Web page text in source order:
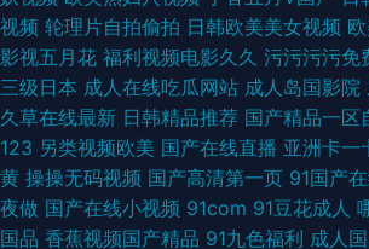
视频 轮理片自拍偷拍 日韩欧美美女视频
影视五月花 福利视频电影久久 污污污污免
三级日本 成人在线吃瓜网站 成人岛国影院
久草在线最新 日韩精品推荐 国产精品一区
123 另类视频欧美 国产在线直播 亚洲卡一
黄 操操无码视频 国产高清第一页 91国产
夜做 国产在线小视频 91com 91豆花成人
国品 香蕉视频国产精品 91九色福利 成人